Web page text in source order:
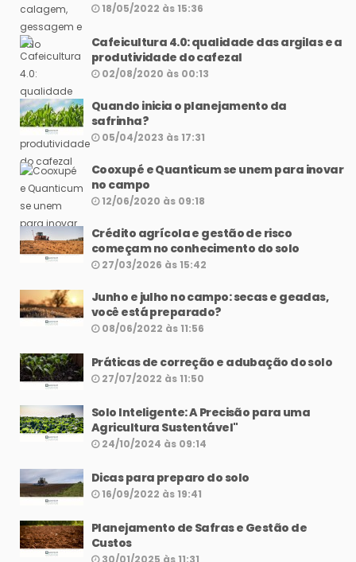
18/05/2022 às 15:36
Cafeicultura 4.0: qualidade das argilas e a
produtividade do cafezal
02/08/2020 às 00:13
Quando inicia o planejamento da
safrinha?
05/04/2023 às 17:31
Cooxupé e Quanticum se unem para inovar
no campo
12/06/2020 às 09:18
Crédito agrícola e gestão de risco
começam no conhecimento do solo
27/03/2026 às 15:42
Junho e julho no campo: secas e geadas,
você está preparado?
08/06/2022 às 11:56
Práticas de correção e adubação do solo
27/07/2022 às 11:50
Solo Inteligente: A Precisão para uma
Agricultura Sustentável"
24/10/2024 às 09:14
Dicas para preparo do solo
16/09/2022 às 19:41
Planejamento de Safras e Gestão de
Custos
30/01/2025 às 11:31